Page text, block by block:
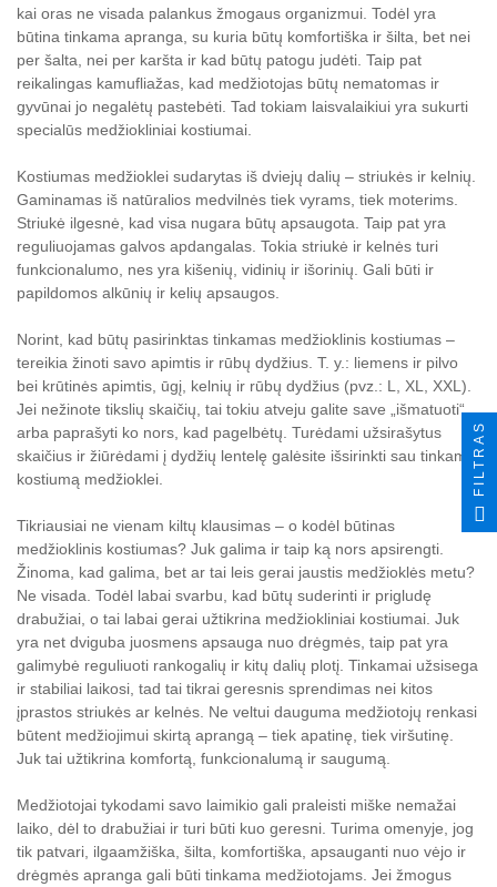
kai oras ne visada palankus žmogaus organizmui. Todėl yra
būtina tinkama apranga, su kuria būtų komfortiška ir šilta, bet nei
per šalta, nei per karšta ir kad būtų patogu judėti. Taip pat
reikalingas kamufliažas, kad medžiotojas būtų nematomas ir
gyvūnai jo negalėtų pastebėti. Tad tokiam laisvalaikiui yra sukurti
specialūs medžiokliniai kostiumai.
Kostiumas medžioklei sudarytas iš dviejų dalių – striukės ir kelnių.
Gaminamas iš natūralios medvilnės tiek vyrams, tiek moterims.
Striukė ilgesnė, kad visa nugara būtų apsaugota. Taip pat yra
reguliuojamas galvos apdangalas. Tokia striukė ir kelnės turi
funkcionalumo, nes yra kišenių, vidinių ir išorinių. Gali būti ir
papildomos alkūnių ir kelių apsaugos.
Norint, kad būtų pasirinktas tinkamas medžioklinis kostiumas –
tereikia žinoti savo apimtis ir rūbų dydžius. T. y.: liemens ir pilvo
bei krūtinės apimtis, ūgį, kelnių ir rūbų dydžius (pvz.: L, XL, XXL).
Jei nežinote tikslių skaičių, tai tokiu atveju galite save „išmatuoti“
arba paprašyti ko nors, kad pagelbėtų. Turėdami užsirašytus
skaičius ir žiūrėdami į dydžių lentelę galėsite išsirinkti sau tinkamą
kostiumą medžioklei.
Tikriausiai ne vienam kiltų klausimas – o kodėl būtinas
medžioklinis kostiumas? Juk galima ir taip ką nors apsirengti.
Žinoma, kad galima, bet ar tai leis gerai jaustis medžioklės metu?
Ne visada. Todėl labai svarbu, kad būtų suderinti ir prigludę
drabužiai, o tai labai gerai užtikrina medžiokliniai kostiumai. Juk
yra net dviguba juosmens apsauga nuo drėgmės, taip pat yra
galimybė reguliuoti rankogalių ir kitų dalių plotį. Tinkamai užsisega
ir stabiliai laikosi, tad tai tikrai geresnis sprendimas nei kitos
įprastos striukės ar kelnės. Ne veltui dauguma medžiotojų renkasi
būtent medžiojimui skirtą aprangą – tiek apatinę, tiek viršutinę.
Juk tai užtikrina komfortą, funkcionalumą ir saugumą.
Medžiotojai tykodami savo laimikio gali praleisti miške nemažai
laiko, dėl to drabužiai ir turi būti kuo geresni. Turima omenyje, jog
tik patvari, ilgaamžiška, šilta, komfortiška, apsauganti nuo vėjo ir
drėgmės apranga gali būti tinkama medžiotojams. Jei žmogus
FILTRAS